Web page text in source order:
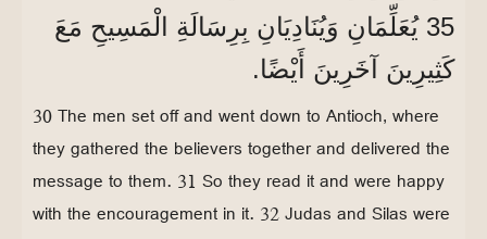
35 يُعَلِّمَانِ وَيُنَادِيَانِ بِرِسَالَةِ الْمَسِيحِ مَعَ
كَثِيرِينَ آخَرِينَ أَيْضًا.
30 The men set off and went down to Antioch, where
they gathered the believers together and delivered the
message to them. 31 So they read it and were happy
with the encouragement in it. 32 Judas and Silas were